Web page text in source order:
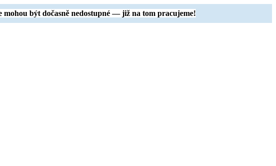
být dočasně nedostupné — již na tom pracujeme!